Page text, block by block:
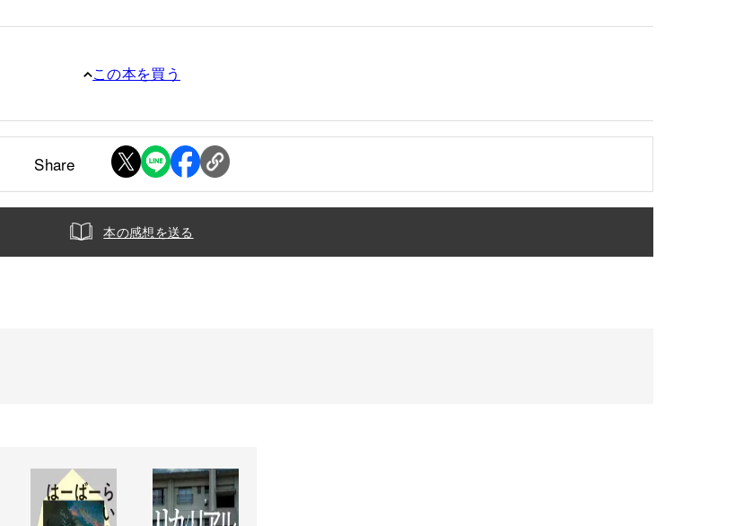
この本を買う
Share
本の感想を送る